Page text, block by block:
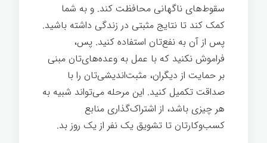
سقوط‌های ناگهانی محافظت کند. و به شما
کمک کند تا نتایج مثبتی در زندگی داشته باشید.
پس از آن به نفع‌تان استفاده کنید. پس،
فراموش نکنید که با عمل به وعده‌های‌تان مبنی
بر حمایت از دیگران، مثبت‌اندیشی‌تان را با
صداقت تکمیل کنید. این مرحله می‌تواند شبیه به
هر چیزی باشد، از اشتراک‌گذاری منابع
کسب‌وکارتان تا تشویق یک نفر از یک روز بد.